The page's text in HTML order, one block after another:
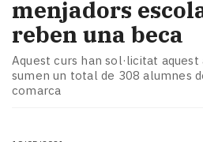
menjadors
reben una beca
Aquest curs han sol·licitat
sumen un total de 308 alumnes
comarca